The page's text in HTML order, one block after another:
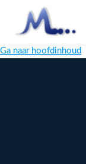
Ga naar hoofdinhoud